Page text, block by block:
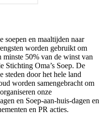
soepen en maaltijden naar
worden gebruikt om
minste 50% van de winst van
Stichting Oma’s Soep. De
steden door het hele land
worden samengebracht om
onze
en Soep-aan-huis-dagen en
en PR acties.